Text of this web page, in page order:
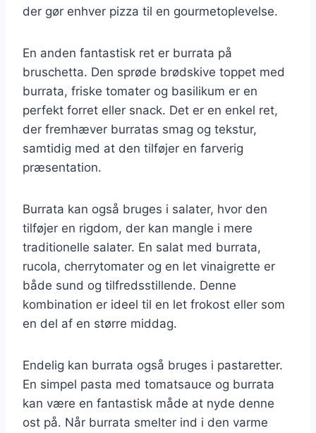
der gør enhver pizza til en gourmetoplevelse.
En anden fantastisk ret er burrata på
bruschetta. Den sprøde brødskive toppet med
burrata, friske tomater og basilikum er en
perfekt forret eller snack. Det er en enkel ret,
der fremhæver burratas smag og tekstur,
samtidig med at den tilføjer en farverig
præsentation.
Burrata kan også bruges i salater, hvor den
tilføjer en rigdom, der kan mangle i mere
traditionelle salater. En salat med burrata,
rucola, cherrytomater og en let vinaigrette er
både sund og tilfredsstillende. Denne
kombination er ideel til en let frokost eller som
en del af en større middag.
Endelig kan burrata også bruges i pastaretter.
En simpel pasta med tomatsauce og burrata
kan være en fantastisk måde at nyde denne
ost på. Når burrata smelter ind i den varme